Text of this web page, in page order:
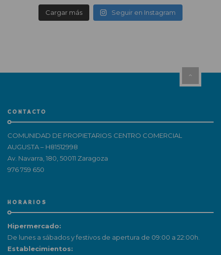
Cargar más Seguir en Instagram
CONTACTO
COMUNIDAD DE PROPIETARIOS CENTRO COMERCIAL
AUGUSTA – H81512998
Av. Navarra, 180, 50011 Zaragoza
976 759 650
HORARIOS
Hipermercado:
De lunes a sábados y festivos de apertura de 09:00 a 22:00h.
Establecimientos: